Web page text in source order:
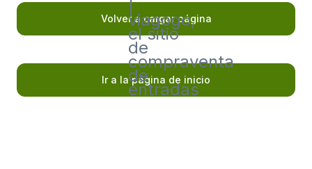
|
viagogo,
el sitio
de
compraventa
de
entradas
Volver a cargar página
Ir a la página de inicio